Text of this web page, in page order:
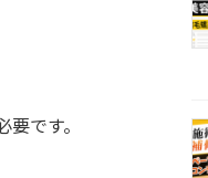
です。